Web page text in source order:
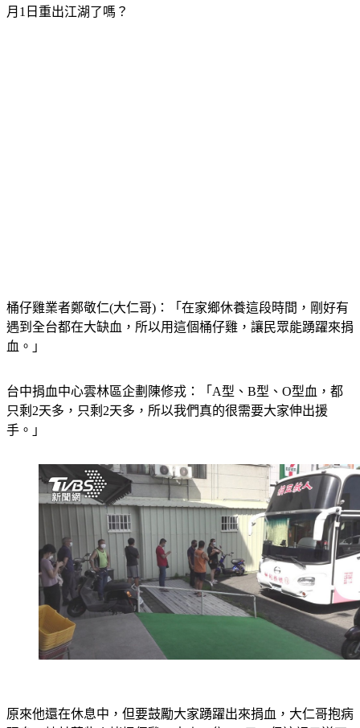
書宣布林內總店，要無限期停烤的桶仔雞業者大仁哥，難道7
桶仔雞業者鄭敬仁(大仁哥)：「在家鄉休養這段時間，剛好有
遇到全台都在大缺血，所以用這個桶仔雞，讓民眾能踴躍來捐
台中捐血中心雲林區企劃陳修戎：「A型、B型、O型血，都
只剩2天多，只剩2天多，所以我們真的很需要大家伸出援